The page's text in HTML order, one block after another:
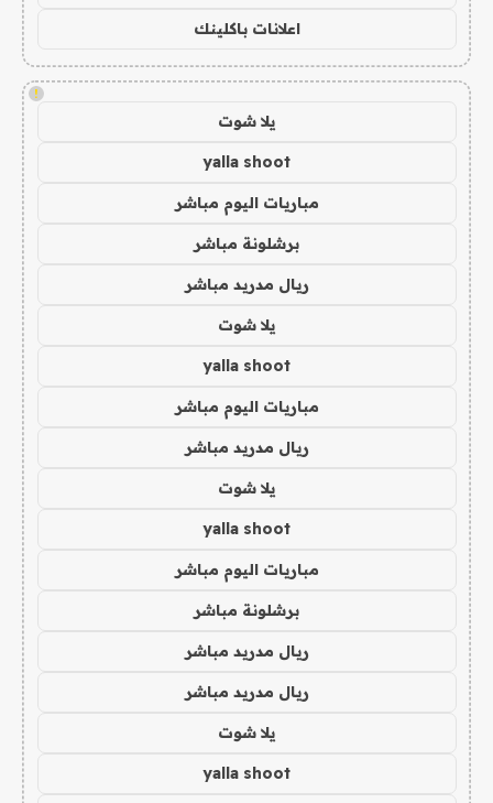
اعلانات باكلينك
!
يلا شوت
yalla shoot
مباريات اليوم مباشر
برشلونة مباشر
ريال مدريد مباشر
يلا شوت
yalla shoot
مباريات اليوم مباشر
ريال مدريد مباشر
يلا شوت
yalla shoot
مباريات اليوم مباشر
برشلونة مباشر
ريال مدريد مباشر
ريال مدريد مباشر
يلا شوت
yalla shoot